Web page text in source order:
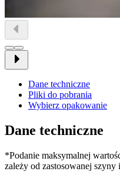
Dane techniczne
Pliki do pobrania
Wybierz opakowanie
Dane techniczne
*Podanie maksymalnej
zależy od zastosowanej